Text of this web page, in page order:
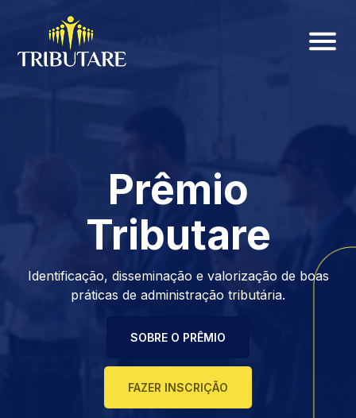
Prêmio
Tributare
Identificação, disseminação e valorização de boas
práticas de administração tributária.
SOBRE O PRÊMIO
FAZER INSCRIÇÃO